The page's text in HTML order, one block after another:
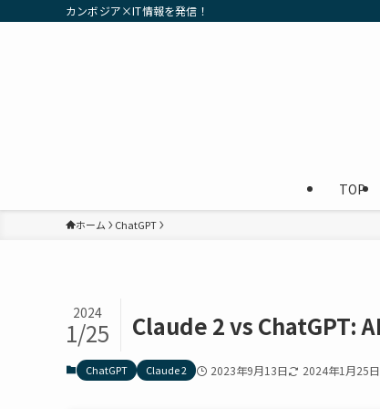
カンボジア×IT情報を発信！
TOP
ホーム ChatGPT
Claude 2 vs ChatGPT:
2024
1/25
ChatGPT Claude 2 2023年9月13日 2024年1月25日